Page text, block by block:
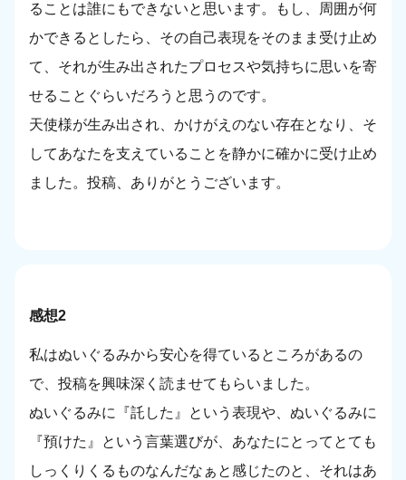
ることは誰にもできないと思います。もし、周囲が何
かできるとしたら、その自己表現をそのまま受け止め
て、それが生み出されたプロセスや気持ちに思いを寄
せることぐらいだろうと思うのです。
天使様が生み出され、かけがえのない存在となり、そ
してあなたを支えていることを静かに確かに受け止め
ました。投稿、ありがとうございます。
感想2
私はぬいぐるみから安心を得ているところがあるの
で、投稿を興味深く読ませてもらいました。
ぬいぐるみに『託した』という表現や、ぬいぐるみに
『預けた』という言葉選びが、あなたにとってとても
しっくりくるものなんだなぁと感じたのと、それはあ